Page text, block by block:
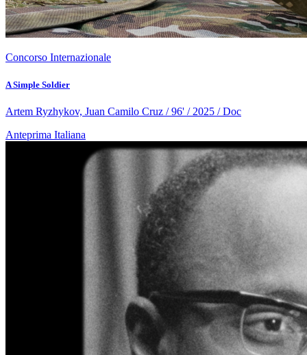
Concorso Internazionale
A Simple Soldier
Artem Ryzhykov, Juan Camilo Cruz / 96' / 2025 / Doc
Anteprima Italiana